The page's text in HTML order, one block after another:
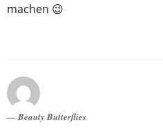
machen 😉
Beauty Butterflies